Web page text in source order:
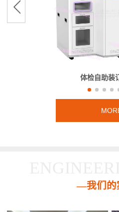
体检自助装
—我们